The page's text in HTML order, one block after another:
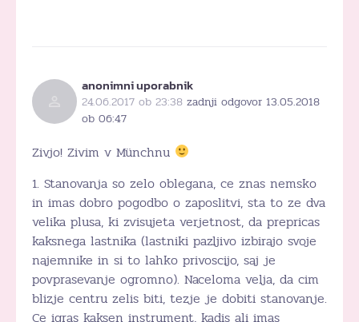
anonimni uporabnik
24.06.2017 ob 23:38 zadnji odgovor 13.05.2018
ob 06:47
Zivjo! Zivim v Münchnu
1. Stanovanja so zelo oblegana, ce znas nemsko
in imas dobro pogodbo o zaposlitvi, sta to ze dva
velika plusa, ki zvisujeta verjetnost, da prepricas
kaksnega lastnika (lastniki pazljivo izbirajo svoje
najemnike in si to lahko privoscijo, saj je
povprasevanje ogromno). Naceloma velja, da cim
blizje centru zelis biti, tezje je dobiti stanovanje.
Ce igras kaksen instrument, kadis ali imas